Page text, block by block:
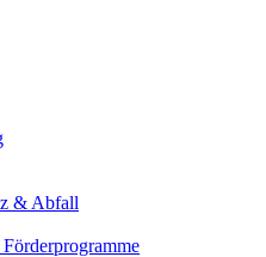
& Abfall